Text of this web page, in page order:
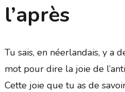
l’après
Tu sais, en néerlandais, y a
mot pour dire la joie de
Cette joie que tu as de